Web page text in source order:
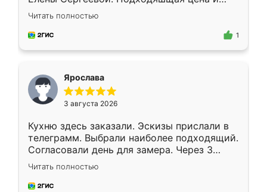
короткие сроки изготовления. Приехавший
для замера сотрудник Владислав
предложил по моему эскизу самый
Читать полностью
1
Ярослава
3 августа 2026
Кухню здесь заказали. Эскизы прислали в
телеграмм. Выбрали наиболее подходящий.
Согласовали день для замера. Через 3
недели кухня была уже готова. Остались
довольны работой. Спасибо Ренессанс
мебель за качественную работу!
Читать полностью